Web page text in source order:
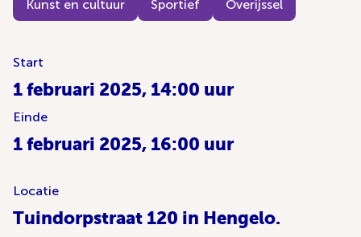
Kunst en cultuur Sportief Overijssel
Start
1 februari 2025, 14:00 uur
Einde
1 februari 2025, 16:00 uur
Locatie
Tuindorpstraat 120 in Hengelo.